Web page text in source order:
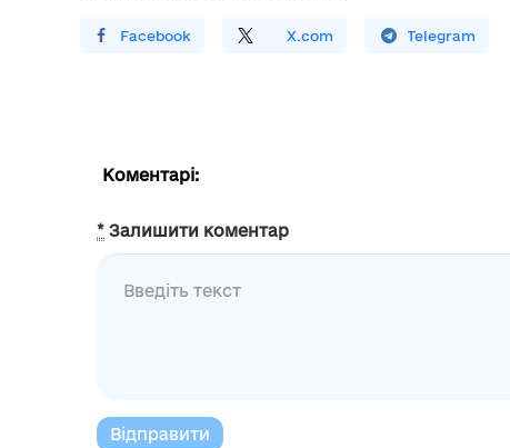
Поширити У FacebookПоділитись X.comПоширити У Telegram
Коментарі:
* Залишити коментар
Відправити